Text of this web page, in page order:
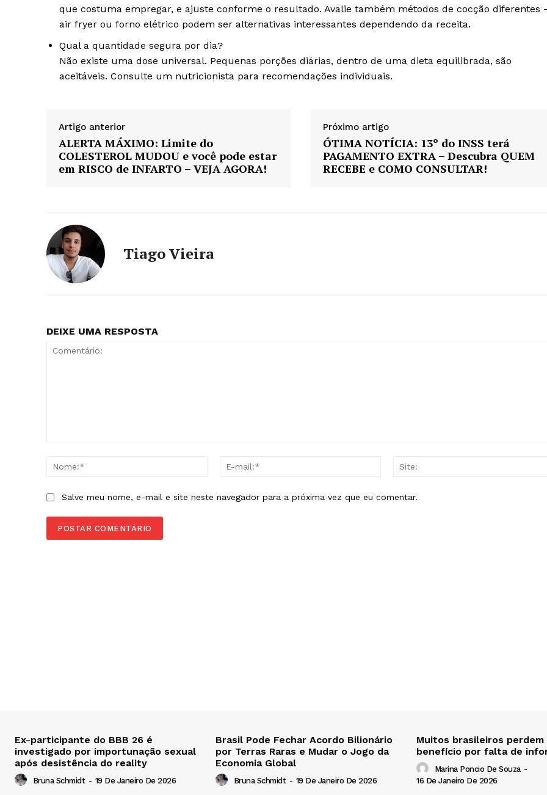
que costuma empregar, e ajuste conforme o resultado. Avalie também métodos de cocção diferentes
air fryer ou forno elétrico podem ser alternativas interessantes dependendo da receita.
Qual a quantidade segura por dia?
Não existe uma dose universal. Pequenas porções diárias, dentro de uma dieta equilibrada, são
aceitáveis. Consulte um nutricionista para recomendações individuais.
Artigo anterior
ALERTA MÁXIMO: Limite do
COLESTEROL MUDOU e você pode estar
em RISCO de INFARTO – VEJA AGORA!
Próximo artigo
ÓTIMA NOTÍCIA: 13º do INSS terá
PAGAMENTO EXTRA – Descubra QUEM
RECEBE e COMO CONSULTAR!
Tiago Vieira
DEIXE UMA RESPOSTA
Nome:*
Salve meu nome, e-mail e site neste navegador para a próxima vez que eu comentar.
Ex-participante do BBB 26 é
investigado por importunação sexual
após desistência do reality
Bruna Schmidt - 19 De Janeiro De 2026
Brasil Pode Fechar Acordo Bilionário
por Terras Raras e Mudar o Jogo da
Economia Global
Bruna Schmidt - 19 De Janeiro De 2026
Muitos brasileiros perdem
benefício por falta de
Marina Poncio De Souza -
16 De Janeiro De 2026